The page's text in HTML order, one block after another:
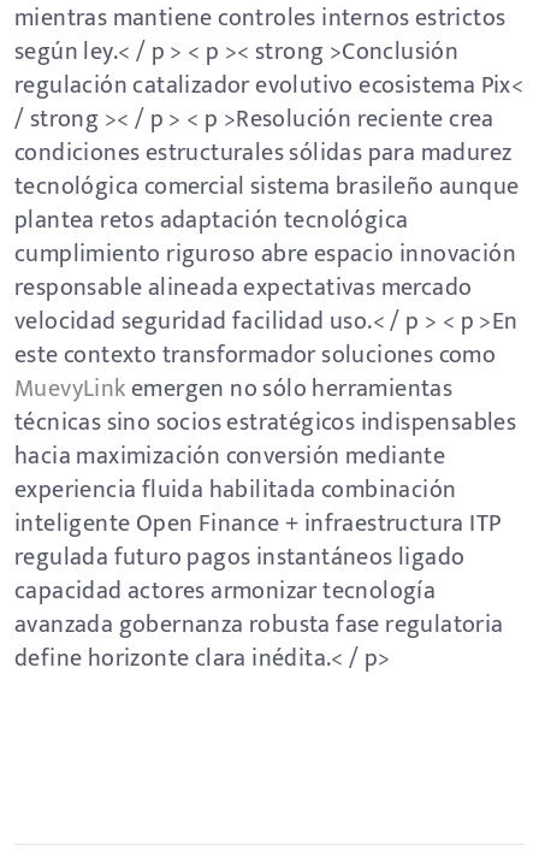
mientras mantiene controles internos estrictos
según ley.< / p > < p >< strong >Conclusión
regulación catalizador evolutivo ecosistema Pix<
/ strong >< / p > < p >Resolución reciente crea
condiciones estructurales sólidas para madurez
tecnológica comercial sistema brasileño aunque
plantea retos adaptación tecnológica
cumplimiento riguroso abre espacio innovación
responsable alineada expectativas mercado
velocidad seguridad facilidad uso.< / p > < p >En
este contexto transformador soluciones como
MuevyLinkemergen no sólo herramientas
técnicas sino socios estratégicos indispensables
hacia maximización conversión mediante
experiencia fluida habilitada combinación
inteligente Open Finance + infraestructura ITP
regulada futuro pagos instantáneos ligado
capacidad actores armonizar tecnología
avanzada gobernanza robusta fase regulatoria
define horizonte clara inédita.< / p>